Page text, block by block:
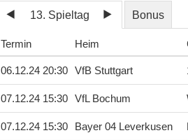
13. Spieltag Bonus
Termin Heim
06.12.24 20:30 VfB Stuttgart
07.12.24 15:30 VfL Bochum
07.12.24 15:30 Bayer 04 Leverkusen